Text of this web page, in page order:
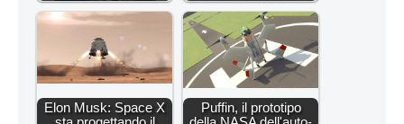
Elon Musk: Space X
Puffin, il prototipo